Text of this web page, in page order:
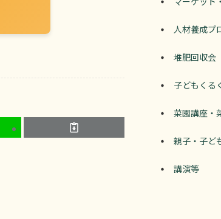
人材養成プ
堆肥回収会
子どもくる
菜園講座・
親子・子ど
講演等